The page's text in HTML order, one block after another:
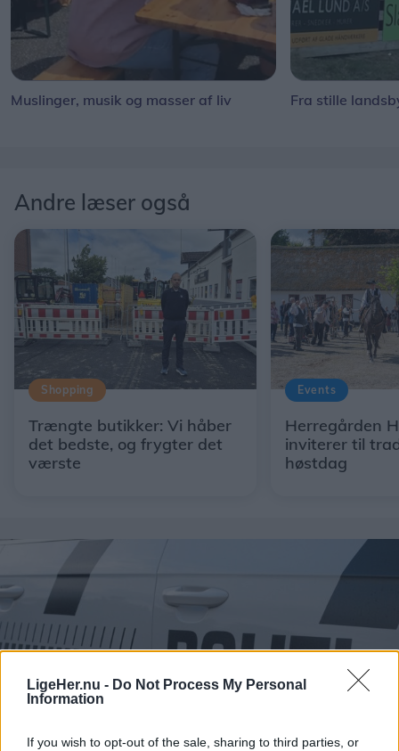
LigeHer.nu - Do Not Process My Personal
Information
If you wish to opt-out of the sale, sharing to third parties, or
Muslinger, musik og masser af liv Fra stille
Andre læser også
Shopping
Trængte butikker: Vi håber
det bedste, og frygter det
værste
Events
Herregården
inviterer til
høstdag